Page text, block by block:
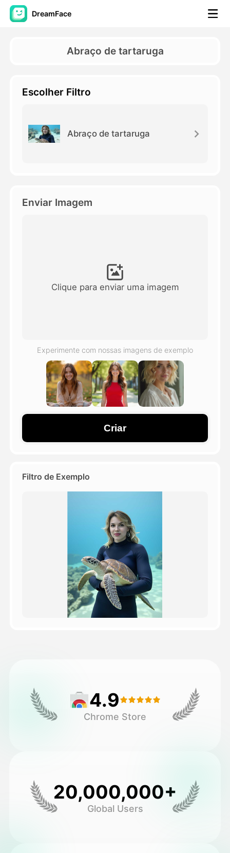
DreamFace
Ferramentas de IA
AI Video
Foto
Ver todos os modelos
Blog
Abraço de tartaruga
Escolher Filtro
Abraço de tartaruga
Enviar Imagem
Clique para enviar uma imagem
Experimente com nossas imagens de exemplo
Criar
Filtro de Exemplo
4.9
Chrome Store
20,000,000+
Global Users